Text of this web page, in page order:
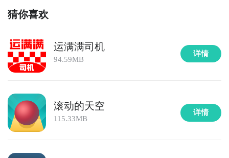
猜你喜欢
运满满司机
94.59MB
详情
滚动的天空
115.33MB
详情